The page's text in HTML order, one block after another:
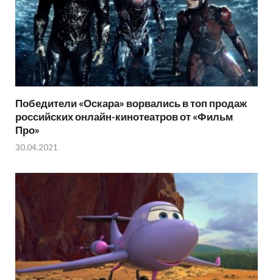
Победители «Оскара» ворвались в топ продаж
российских онлайн-кинотеатров от «Фильм
Про»
30.04.2021